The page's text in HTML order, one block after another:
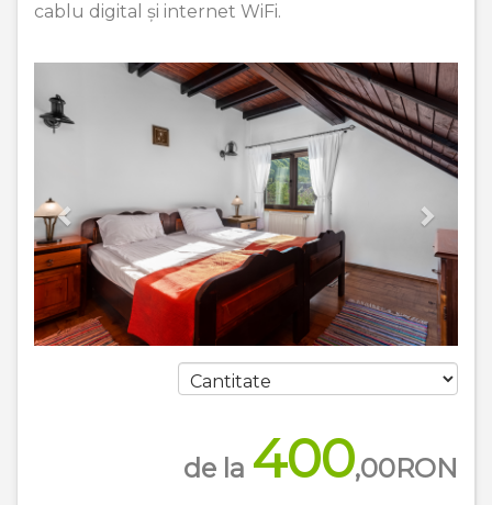
cablu digital și internet WiFi.
Previous Next
de la 400,00RON